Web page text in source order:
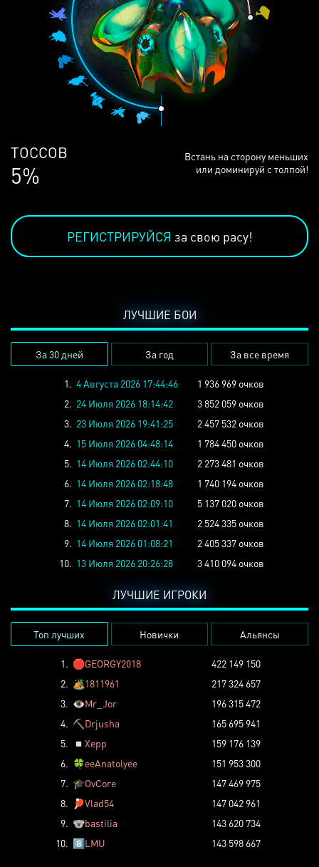
ЛЮДЕЙ
68%
Встань на сторону меньших
или доминируй с толпой!
РЕГИСТРИРУЙСЯ за свою расу!
ЛУЧШИЕ БОИ
За 30 дней За год За все время
1. 4 Августа 2026 17:44:46
1 936 969 очков
2. 24 Июля 2026 18:14:42
3 852 059 очков
3. 23 Июля 2026 19:41:25
2 457 532 очков
4. 15 Июля 2026 04:48:14
1 784 450 очков
5. 14 Июля 2026 02:44:10
2 273 481 очков
6. 14 Июля 2026 02:18:48
1 740 194 очков
7. 14 Июля 2026 02:09:10
5 137 020 очков
8. 14 Июля 2026 02:01:41
2 524 335 очков
9. 14 Июля 2026 01:08:21
2 405 337 очков
10. 13 Июля 2026 20:26:28 3 410 094 очков
ЛУЧШИЕ ИГРОКИ
Топ лучших Новички Альянсы
1. 🛑GEORGY2018
422 149 150
2. 🏕️1811961
217 324 657
3. 👁️Mr_Jor
196 315 472
4. ⛏️ Drjusha
165 695 941
5.
◽ Xepp
159 176 139
6. 🍀eeAnatolyee
151 953 300
7. 🎓OvCore
147 469 975
8.
🏓Vlad54
147 042 961
9. 🐨bastilia
143 620 734
10. 8️⃣LMU 143 598 667